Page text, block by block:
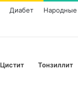
Диабет Народные
Цистит Тонзиллит